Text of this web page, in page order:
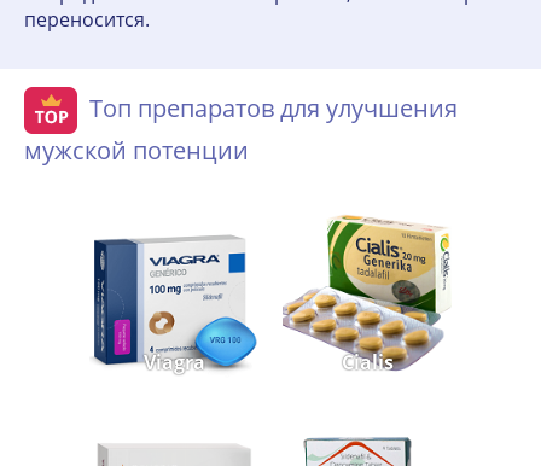
переносится.
Топ препаратов для улучшения
мужской потенции
Viagra Cialis